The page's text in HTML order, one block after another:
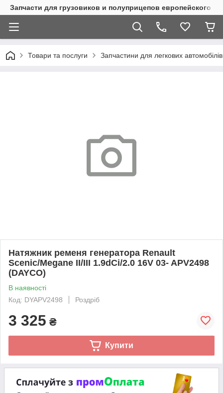
Запчасти для грузовиков и полуприцепов европейского
Товари та послуги Запчастини для легкових автомобілів
Натяжник ременя генератора Renault
Scenic/Megane II/III 1.9dCi/2.0 16V 03- APV2498
(DAYCO)
В наявності
Код: DYAPV2498
Роздріб
3 325 ₴
Купити